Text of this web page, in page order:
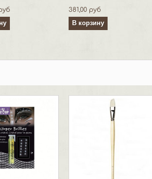
381,00 руб
В корзину